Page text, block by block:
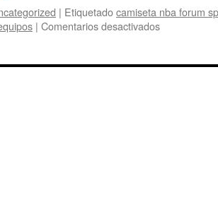
| Etiquetadocamiseta nba forum
| Comentarios desactivadosen
bulls